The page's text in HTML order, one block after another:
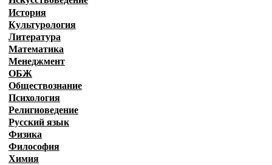
История
Культурология
Литература
Математика
Менеджмент
ОБЖ
Обществознание
Психология
Религиоведение
Русский язык
Физика
Философия
Химия